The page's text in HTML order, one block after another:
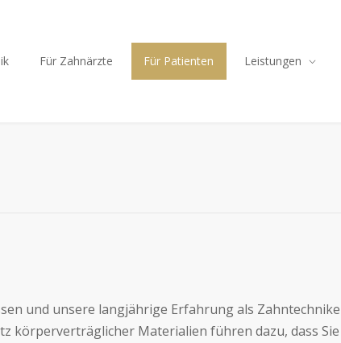
Für Zahnärzte Für Patienten Leistungen
und unsere langjährige Erfahrung als
körperverträglicher Materialien führen dazu, dass